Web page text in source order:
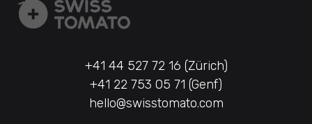
+41 44 527 72 16 (Zürich)
+41 22 753 05 71 (Genf)
hello@swisstomato.com